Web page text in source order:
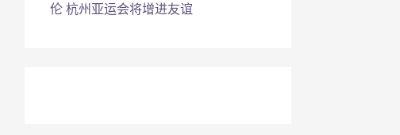
伦 杭州亚运会将增进友谊